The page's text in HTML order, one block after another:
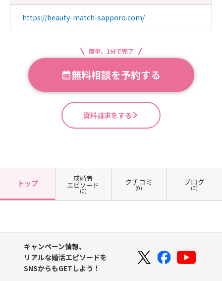
https://beauty-match-sapporo.com/
簡単、1分で完了
無料相談を予約する
資料請求をする
トップ
成婚者
エピソード
(0)
クチコミ
(0)
ブログ
(0)
キャンペーン情報、
リアルな婚活エピソードを
SNSからもGETしよう！